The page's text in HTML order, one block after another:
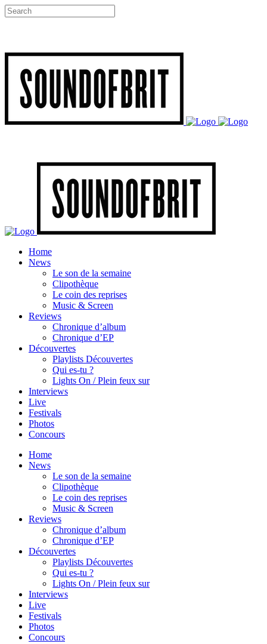
Home
News
Le son de la semaine
Clipothèque
Le coin des reprises
Music & Screen
Reviews
Chronique d’album
Chronique d’EP
Découvertes
Playlists Découvertes
Qui es-tu ?
Lights On / Plein feux sur
Interviews
Live
Festivals
Photos
Concours
Home
News
Le son de la semaine
Clipothèque
Le coin des reprises
Music & Screen
Reviews
Chronique d’album
Chronique d’EP
Découvertes
Playlists Découvertes
Qui es-tu ?
Lights On / Plein feux sur
Interviews
Live
Festivals
Photos
Concours